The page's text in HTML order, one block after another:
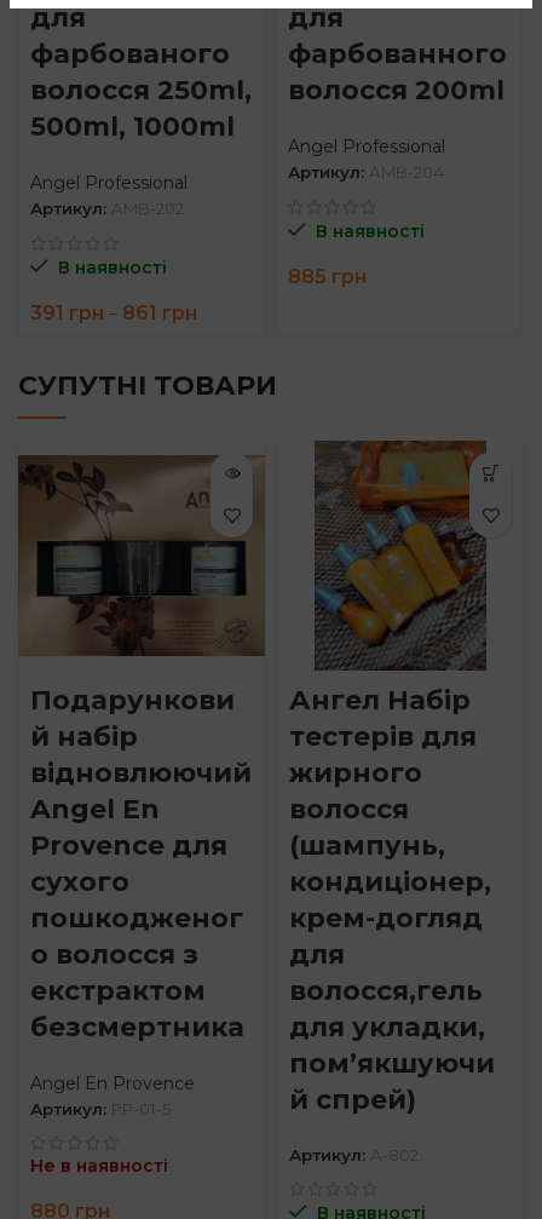
для
фарбованого
волосся 250ml,
500ml, 1000ml
Angel Professional
Артикул: AMB-202
В наявності
391 грн – 861 грн
through
861 грн
для
фарбованного
волосся 200ml
Angel Professional
Артикул: AMB-204
В наявності
885 грн
СУПУТНІ ТОВАРИ
Подарункови
й набір
відновлюючий
Angel En
Provence для
сухого
пошкодженог
о волосся з
екстрактом
безсмертника
Angel En Provence
Артикул: PP-01-5
Не в наявності
880 грн
Ангел Набір
тестерів для
жирного
волосся
(шампунь,
кондиціонер,
крем-догляд
для
волосся,гель
для укладки,
пом’якшуючи
й спрей)
Артикул: A-802
В наявності